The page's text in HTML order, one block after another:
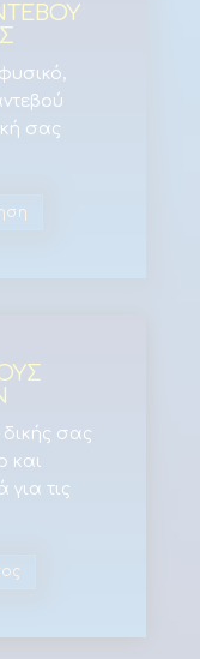
σας
δικής σας
και
για τις